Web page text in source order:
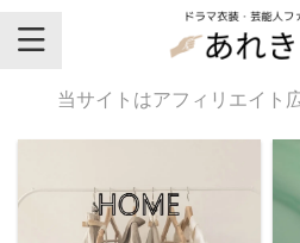
＼芸能人名・ドラマ名で検索♪／
気になるドラマ
当サイトはアフィリエイト